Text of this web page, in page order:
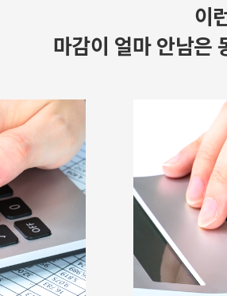
이
마감이 얼마 안남은